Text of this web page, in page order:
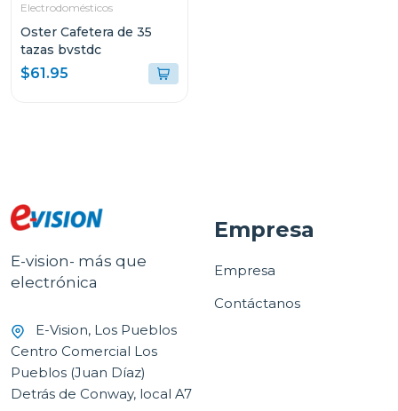
Electrodomésticos
Oster Cafetera de 35
tazas bvstdc
$61.95
E-vision- más que
electrónica
E-Vision, Los Pueblos
Centro Comercial Los
Pueblos (Juan Díaz)
Detrás de Conway, local A7
Empresa
Empresa
Contáctanos